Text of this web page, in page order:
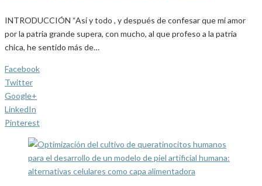
INTRODUCCIÓN “Así y todo , y después de confesar que mi amor
por la patria grande supera, con mucho, al que profeso a la patria
chica, he sentido más de…
Facebook
Twitter
Google+
LinkedIn
Pinterest